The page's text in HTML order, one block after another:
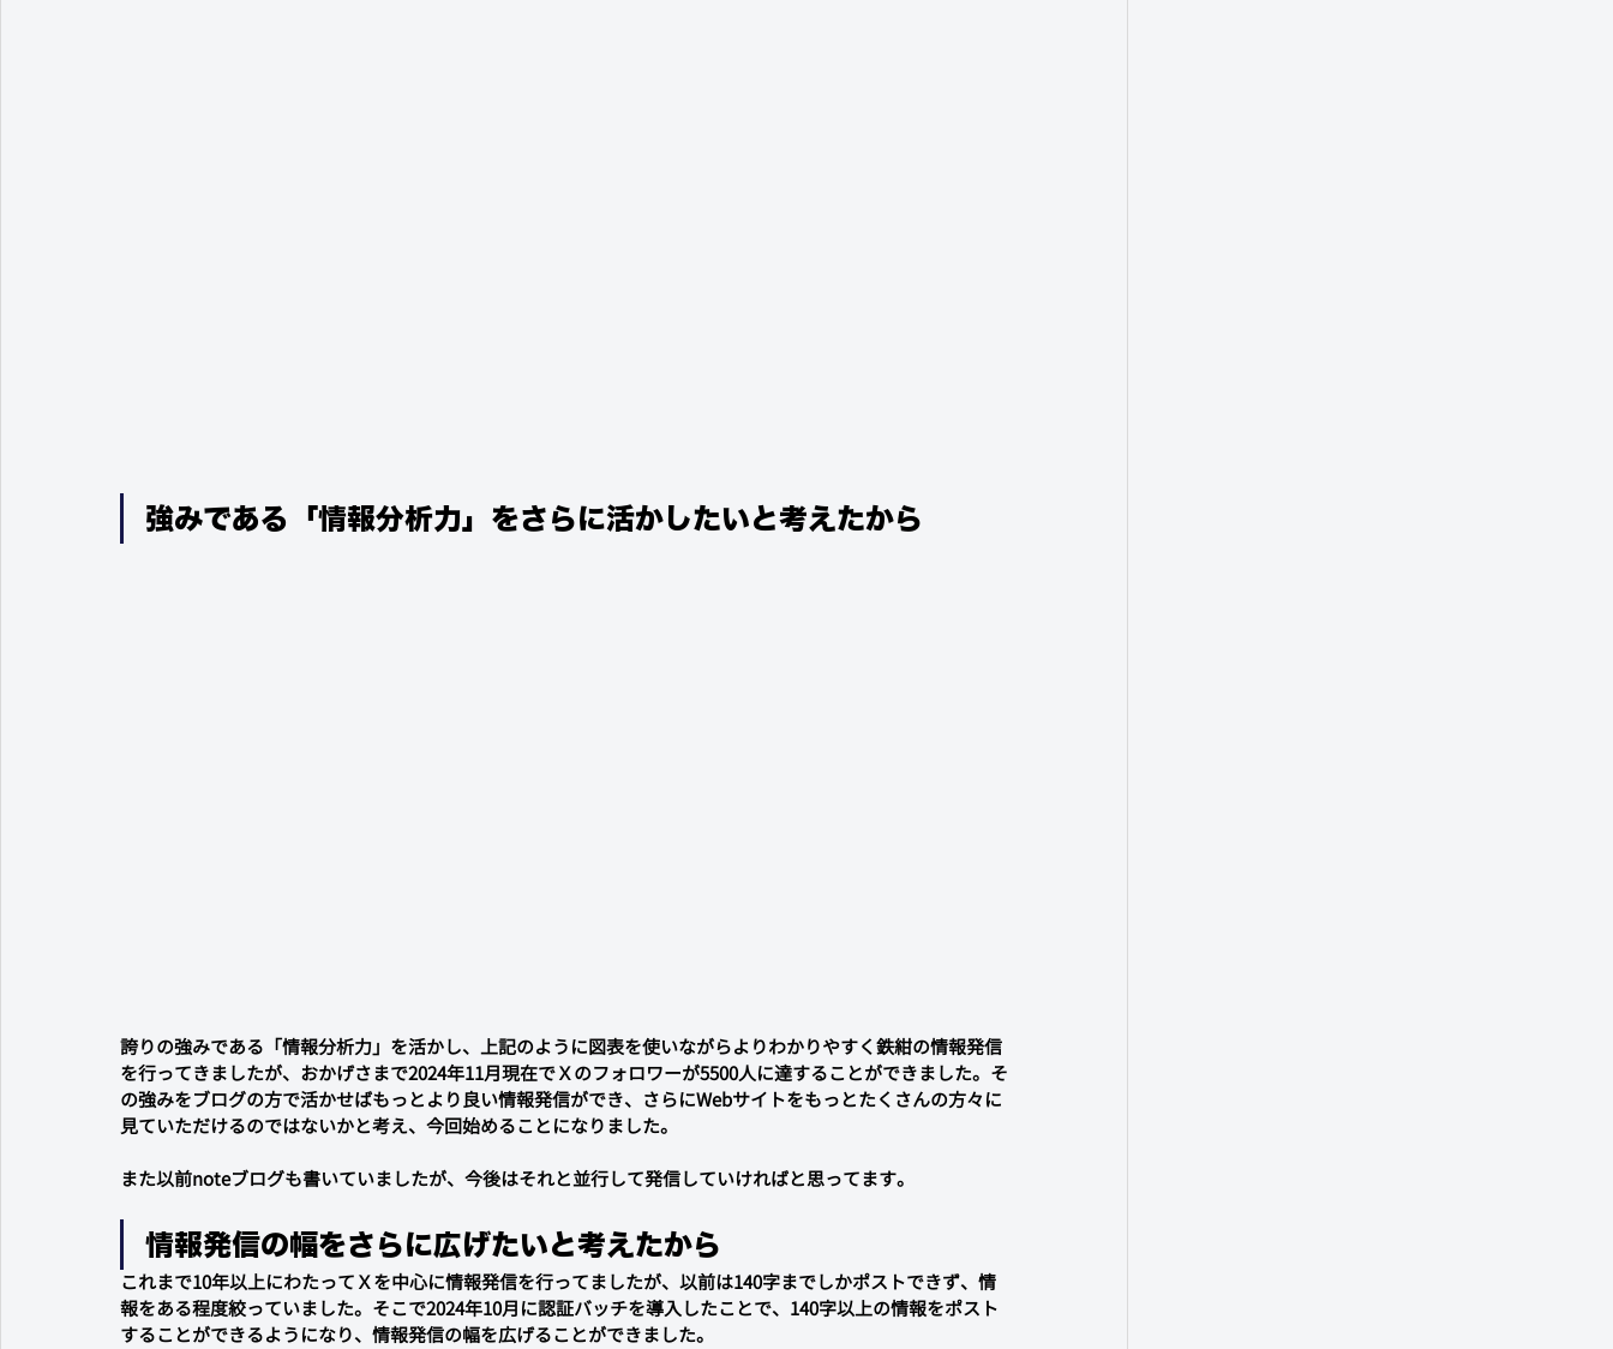
強みである「情報分析力」をさらに活かしたいと考えたから
誇りの強みである「情報分析力」を活かし、上記のように図表を使いながらよりわかりやすく鉄紺の情報発信
を行ってきましたが、おかげさまで2024年11月現在でＸのフォロワーが5500人に達することができました。そ
の強みをブログの方で活かせばもっとより良い情報発信ができ、さらにWebサイトをもっとたくさんの方々に
見ていただけるのではないかと考え、今回始めることになりました。
また以前noteブログも書いていましたが、今後はそれと並行して発信していければと思ってます。
情報発信の幅をさらに広げたいと考えたから
これまで10年以上にわたってＸを中心に情報発信を行ってましたが、以前は140字までしかポストできず、情
報をある程度絞っていました。そこで2024年10月に認証バッチを導入したことで、140字以上の情報をポスト
することができるようになり、情報発信の幅を広げることができました。